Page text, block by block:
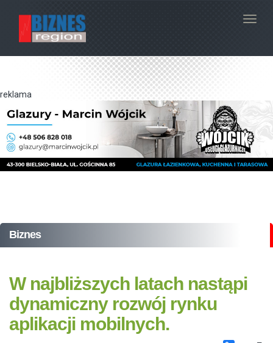
reklama
Biznes
W najbliższych latach nastąpi
dynamiczny rozwój rynku
aplikacji mobilnych.